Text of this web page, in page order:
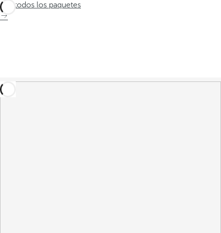
Ver todos los paquetes